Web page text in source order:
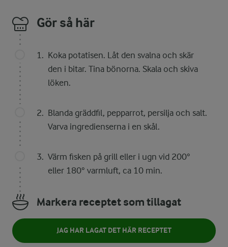
Gör så här
Koka potatisen. Låt den svalna och skär
den i bitar. Tina bönorna. Skala och skiva
löken.
Blanda gräddfil, pepparrot, persilja och salt.
Varva ingredienserna i en skål.
Värm fisken på grill eller i ugn vid 200°
eller 180° varmluft, ca 10 min.
Markera receptet som tillagat
JAG HAR LAGAT DET HÄR RECEPTET